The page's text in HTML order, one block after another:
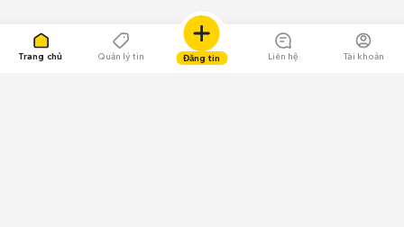
Trang chủ Quản lý tin Đăng tin Liên hệ Tài khoản